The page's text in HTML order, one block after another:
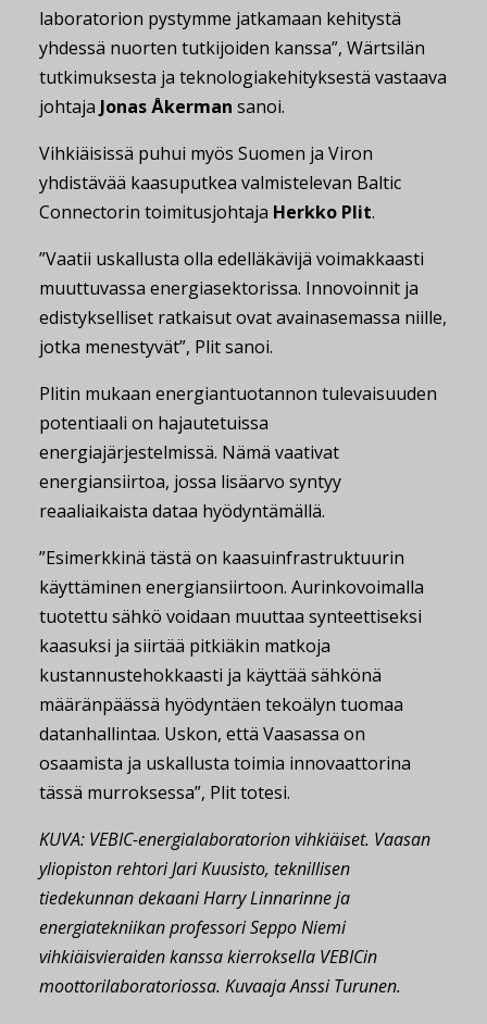
laboratorion pystymme jatkamaan kehitystä
yhdessä nuorten tutkijoiden kanssa”, Wärtsilän
tutkimuksesta ja teknologiakehityksestä vastaava
johtaja Jonas Åkerman sanoi.
Vihkiäisissä puhui myös Suomen ja Viron
yhdistävää kaasuputkea valmistelevan Baltic
Connectorin toimitusjohtaja Herkko Plit.
”Vaatii uskallusta olla edelläkävijä voimakkaasti
muuttuvassa energiasektorissa. Innovoinnit ja
edistykselliset ratkaisut ovat avainasemassa niille,
jotka menestyvät”, Plit sanoi.
Plitin mukaan energiantuotannon tulevaisuuden
potentiaali on hajautetuissa
energiajärjestelmissä. Nämä vaativat
energiansiirtoa, jossa lisäarvo syntyy
reaaliaikaista dataa hyödyntämällä.
”Esimerkkinä tästä on kaasuinfrastruktuurin
käyttäminen energiansiirtoon. Aurinkovoimalla
tuotettu sähkö voidaan muuttaa synteettiseksi
kaasuksi ja siirtää pitkiäkin matkoja
kustannustehokkaasti ja käyttää sähkönä
määränpäässä hyödyntäen tekoälyn tuomaa
datanhallintaa. Uskon, että Vaasassa on
osaamista ja uskallusta toimia innovaattorina
tässä murroksessa”, Plit totesi.
KUVA: VEBIC-energialaboratorion vihkiäiset. Vaasan
yliopiston rehtori Jari Kuusisto, teknillisen
tiedekunnan dekaani Harry Linnarinne ja
energiatekniikan professori Seppo Niemi
vihkiäisvieraiden kanssa kierroksella VEBICin
moottorilaboratoriossa. Kuvaaja Anssi Turunen.